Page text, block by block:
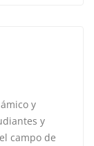
y
y
campo de